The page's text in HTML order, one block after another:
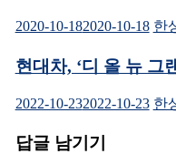
2020-10-182020-10-18 한
현대차, ‘디 올 뉴 그
2022-10-232022-10-23 한
답글 남기기